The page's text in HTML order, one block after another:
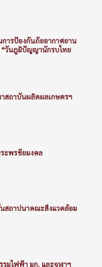
ารป้องกันภัยอากาศยาน
“วันภูมิปัญญานักรบไทย
สถาบันผลิตผลเกษตรฯ
ะพรชัยมงคล
สถาปนาคณะสิ่งแวดล้อม
รมไฟฟ้า มก. และจุฬาฯ